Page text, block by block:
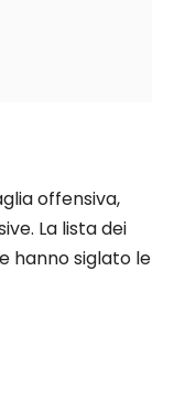
offensiva,
La lista dei
hanno siglato le